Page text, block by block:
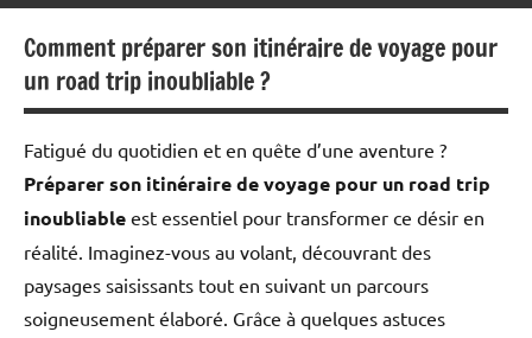
monde
Comment préparer son itinéraire de voyage pour
un road trip inoubliable ?
Fatigué du quotidien et en quête d’une aventure ?
Préparer son itinéraire de voyage pour un road trip
inoubliable est essentiel pour transformer ce désir en
réalité. Imaginez-vous au volant, découvrant des
paysages saisissants tout en suivant un parcours
soigneusement élaboré. Grâce à quelques astuces